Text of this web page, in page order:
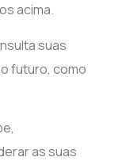
acima.
suas
futuro, como
as suas